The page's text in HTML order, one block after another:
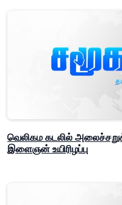
வெலிகம கடலில்
இளைஞன் உயிரிழப்பு